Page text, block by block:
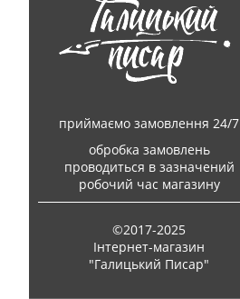
приймаємо замовлення 24/7
обробка замовлень
проводиться в зазначений
робочий час магазину
©2017-2025
Інтернет-магазин
"Галицький Писар"